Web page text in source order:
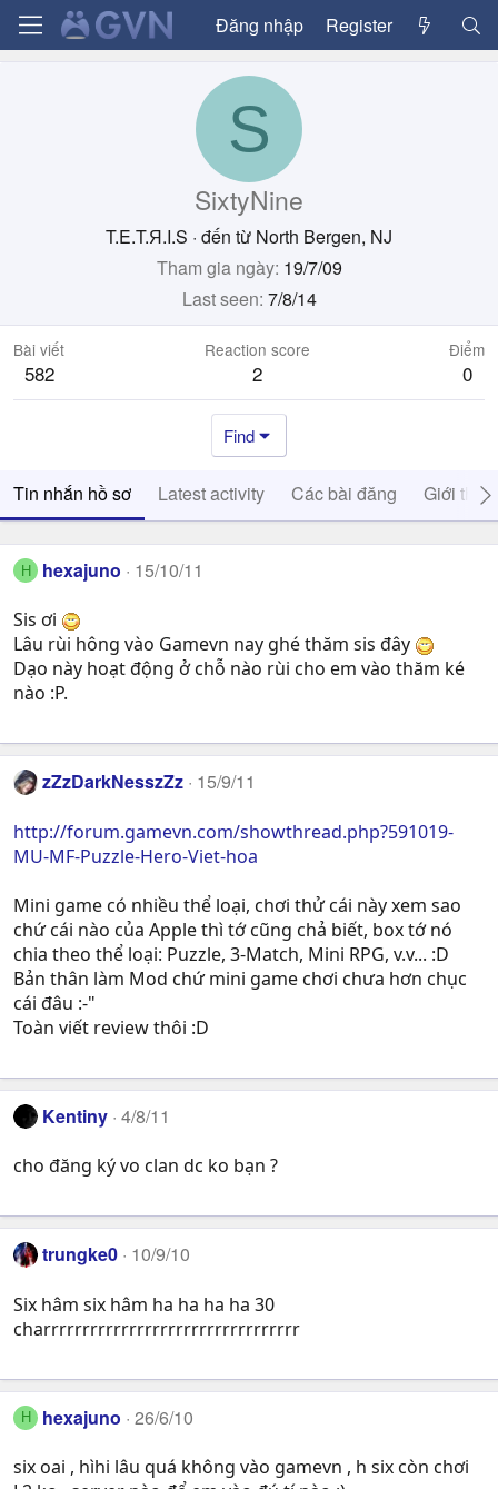
Đăng nhập Register
S
SixtyNine
T.E.T.Я.I.S · đến từ North Bergen, NJ
Tham gia ngày 19/7/09
Last seen 7/8/14
Bài viết
582
Reaction score
2
Điểm
0
Find
Tin nhắn hồ sơ Latest activity Các bài đăng Giới thiệu
H hexajuno 15/10/11
Sis ơi
Lâu rùi hông vào Gamevn nay ghé thăm sis đây
Dạo này hoạt động ở chỗ nào rùi cho em vào thăm ké
nào :P.
zZzDarkNesszZz 15/9/11
http://forum.gamevn.com/showthread.php?591019-
MU-MF-Puzzle-Hero-Viet-hoa
Mini game có nhiều thể loại, chơi thử cái này xem sao
chứ cái nào của Apple thì tớ cũng chả biết, box tớ nó
chia theo thể loại: Puzzle, 3-Match, Mini RPG, v.v... :D
Bản thân làm Mod chứ mini game chơi chưa hơn chục
cái đâu :-"
Toàn viết review thôi :D
Kentiny 4/8/11
cho đăng ký vo clan dc ko bạn ?
trungke0 10/9/10
Six hâm six hâm ha ha ha ha 30
charrrrrrrrrrrrrrrrrrrrrrrrrrrrrrrrr
H hexajuno 26/6/10
six oai , hìhi lâu quá không vào gamevn , h six còn chơi